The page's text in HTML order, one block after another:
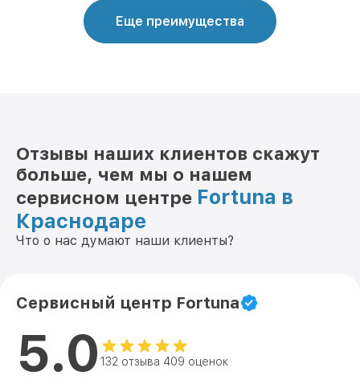
Еще преимущества
Отзывы наших клиентов скажут
больше, чем мы о нашем
сервисном центре Fortuna в
Краснодаре
Что о нас думают наши клиенты?
Сервисный центр Fortuna
5.0 132 отзыва 409 оценок